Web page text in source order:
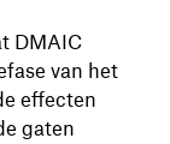
DMAIC
van het
effecten
gaten